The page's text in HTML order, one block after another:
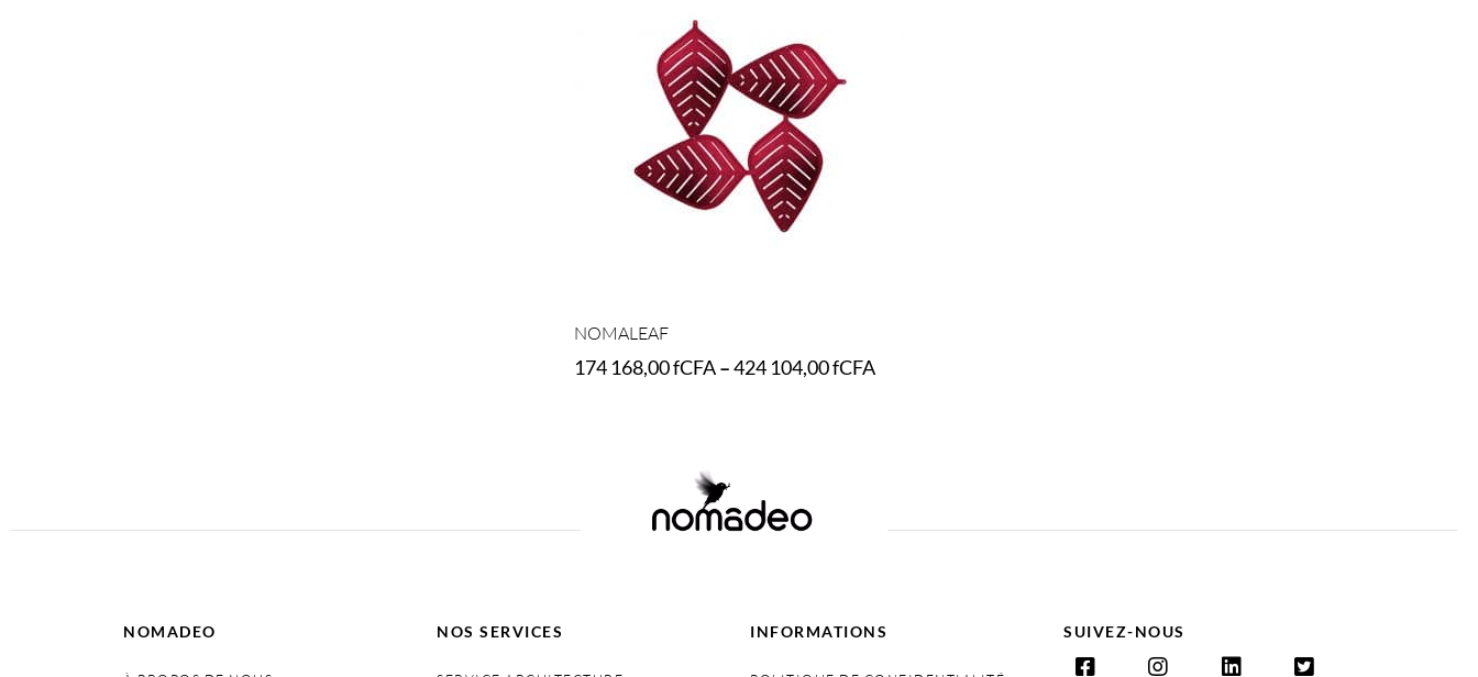
NOMALEAF
174 168,00fCFA–424 104,00fCFA
NOMADEO NOS SERVICES INFORMATIONS SUIVEZ-NOUS